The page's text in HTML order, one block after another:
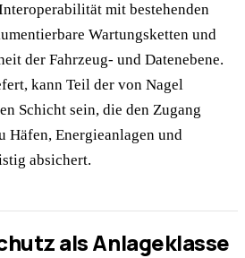
mit bestehenden
Wartungsketten und
der Fahrzeug- und Datenebene.
kann Teil der von Nagel
Schicht sein, die den Zugang
Häfen, Energieanlagen und
absichert.
als Anlageklasse